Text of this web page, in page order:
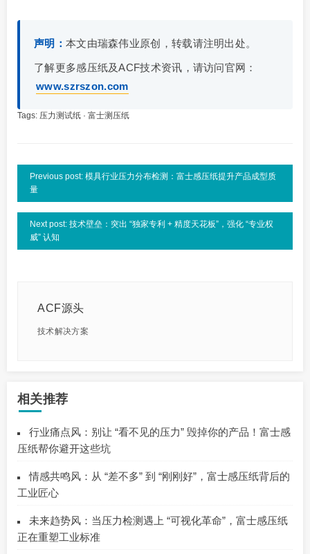
声明： 本文由瑞森伟业原创，转载请注明出处。
了解更多感压纸及ACF技术资讯，请访问官网：
www.szrszon.com
Tags: 压力测试纸 · 富士测压纸
Previous post: 模具行业压力分布检测：富士感压纸提升产品成型质
量
Next post: 技术壁垒：突出 “独家专利 + 精度天花板”，强化 “专业权
威” 认知
ACF源头
技术解决方案
相关推荐
行业痛点风：别让 “看不见的压力” 毁掉你的产品！富士感
压纸帮你避开这些坑
情感共鸣风：从 “差不多” 到 “刚刚好”，富士感压纸背后的
工业匠心
未来趋势风：当压力检测遇上 “可视化革命”，富士感压纸
正在重塑工业标准